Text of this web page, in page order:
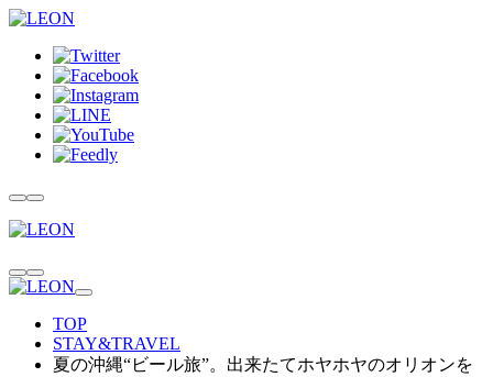
TOP
STAY&TRAVEL
夏の沖縄“ビール旅”。出来たてホヤホヤのオリオンを